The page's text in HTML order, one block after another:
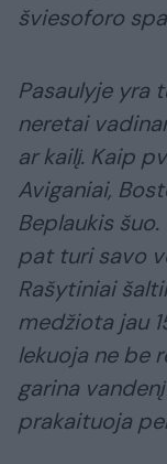
šviesoforo
Pasaulyje yra
neretai
ar kailį. Kaip
Aviganiai,
Beplaukis
pat turi savo
Rašytiniai
medžiota jau
lekuoja ne be
garina
prakaituoja